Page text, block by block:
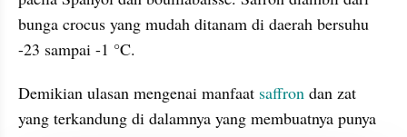
bunga crocus yang mudah ditanam di daerah bersuhu
-23 sampai -1 °C.
Demikian ulasan mengenai manfaat saffron dan zat
yang terkandung di dalamnya yang membuatnya punya